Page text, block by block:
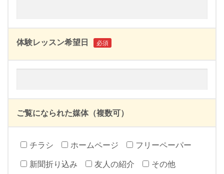
体験レッスン希望日 必須
ご覧になられた媒体（複数可）
チラシ ホームページ
フリーペーパー
新聞折り込み
友人の紹介 その他